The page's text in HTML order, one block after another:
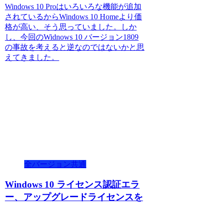
Windows 10 Proはいろいろな機能が追加
されているからWindows 10 Homeより価
格が高い、そう思っていました。しか
し、今回のWidnows 10 バージョン1809
の事故を考えると逆なのではないかと思
えてきました。
全バージョン共通
Windows 10 ライセンス認証エラ
ー、アップグレードライセンスを